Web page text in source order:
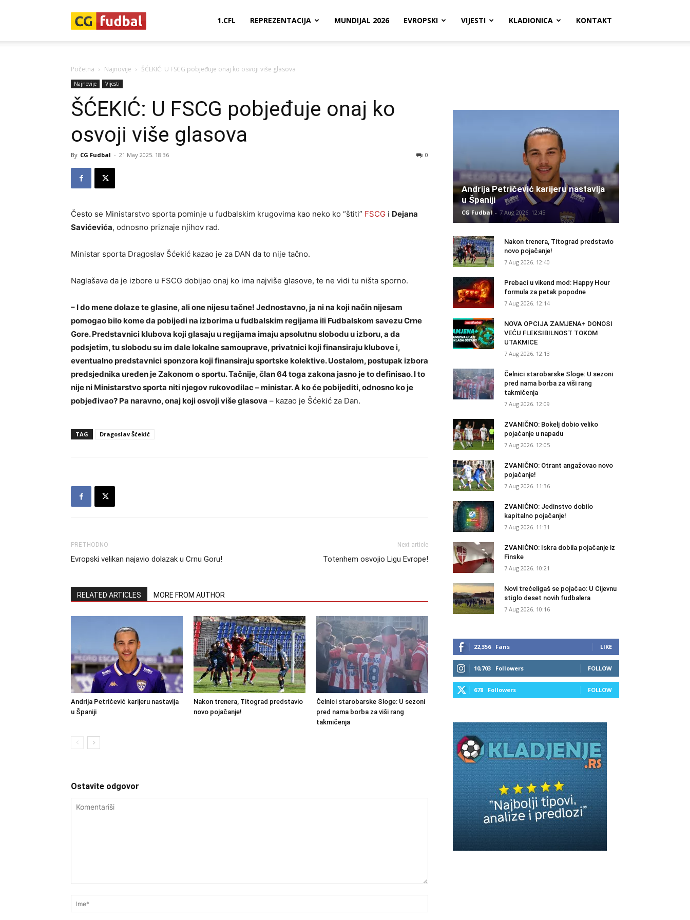
1.CFL REPREZENTACIJA MUNDIJAL 2026 EVROPSKI VIJESTI KLADIONICA KONTAKT
Početna Najnovije ŠĆEKIĆ: U FSCG pobjeđuje onaj ko osvoji više glasova
Najnovije Vijesti
ŠĆEKIĆ: U FSCG pobjeđuje onaj ko
osvoji više glasova
By CG Fudbal - 21 May 2025. 18:36 0
Često se Ministarstvo sporta pominje u fudbalskim krugovima kao neko ko “štiti” FSCG i Dejana
Savićevića, odnosno priznaje njihov rad.
Ministar sporta Dragoslav Šćekić kazao je za DAN da to nije tačno.
Naglašava da je izbore u FSCG dobijao onaj ko ima najviše glasove, te ne vidi tu ništa sporno.
– I do mene dolaze te glasine, ali one nijesu tačne! Jednostavno, ja ni na koji način nijesam
pomogao bilo kome da pobijedi na izborima u fudbalskim regijama ili Fudbalskom savezu Crne
Gore. Predstavnici klubova koji glasaju u regijama imaju apsolutnu slobodu u izboru, a da
podsjetim, tu slobodu su im dale lokalne samouprave, privatnici koji finansiraju klubove i,
eventualno predstavnici sponzora koji finansiraju sportske kolektive. Uostalom, postupak izbora
predsjednika uređen je Zakonom o sportu. Tačnije, član 64 toga zakona jasno je to definisao. I to
nije ni Ministarstvo sporta niti njegov rukovodilac – ministar. A ko će pobijediti, odnosno ko je
pobjeđivao? Pa naravno, onaj koji osvoji više glasova – kazao je Šćekić za Dan.
TAG Dragoslav Šćekić
PRETHODNO
Evropski velikan najavio dolazak u Crnu Goru!
Next article
Totenhem osvojio Ligu Evrope!
RELATED ARTICLES MORE FROM AUTHOR
Andrija Petričević karijeru nastavlja
u Španiji
Nakon trenera, Titograd predstavio
novo pojačanje!
Čelnici starobarske Sloge: U sezoni
pred nama borba za viši rang
takmičenja
Ostavite odgovor
Andrija Petričević karijeru nastavlja
u Španiji
CG Fudbal - 7 Aug 2026. 12:45
Nakon trenera, Titograd predstavio
novo pojačanje!
7 Aug 2026. 12:40
Prebaci u vikend mod: Happy Hour
formula za petak popodne
7 Aug 2026. 12:14
NOVA OPCIJA ZAMJENA+ DONOSI
VEĆU FLEKSIBILNOST TOKOM
UTAKMICE
7 Aug 2026. 12:13
Čelnici starobarske Sloge: U sezoni
pred nama borba za viši rang
takmičenja
7 Aug 2026. 12:09
ZVANIČNO: Bokelj dobio veliko
pojačanje u napadu
7 Aug 2026. 12:05
ZVANIČNO: Otrant angažovao novo
pojačanje!
7 Aug 2026. 11:36
ZVANIČNO: Jedinstvo dobilo
kapitalno pojačanje!
7 Aug 2026. 11:31
ZVANIČNO: Iskra dobila pojačanje iz
Finske
7 Aug 2026. 10:21
Novi trećeligaš se pojačao: U Cijevnu
stiglo deset novih fudbalera
7 Aug 2026. 10:16
22,356 Fans LIKE
10,703 Followers FOLLOW
678 Followers FOLLOW